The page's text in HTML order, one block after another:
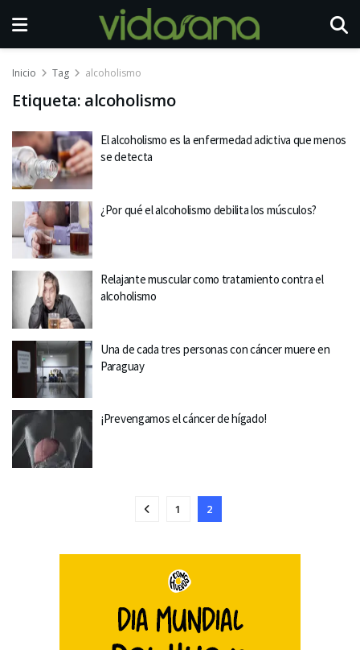
Inicio Tag alcoholismo
Etiqueta: alcoholismo
El alcoholismo es la enfermedad adictiva que menos
se detecta
¿Por qué el alcoholismo debilita los músculos?
Relajante muscular como tratamiento contra el
alcoholismo
Una de cada tres personas con cáncer muere en
Paraguay
¡Prevengamos el cáncer de hígado!
1 2